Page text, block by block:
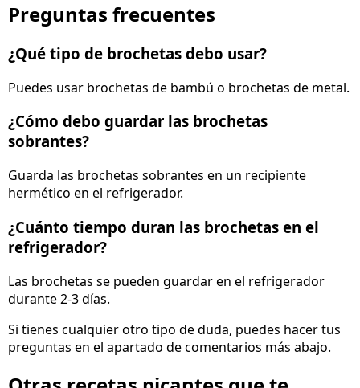
Preguntas frecuentes
¿Qué tipo de brochetas debo usar?
Puedes usar brochetas de bambú o brochetas de metal.
¿Cómo debo guardar las brochetas
sobrantes?
Guarda las brochetas sobrantes en un recipiente
hermético en el refrigerador.
¿Cuánto tiempo duran las brochetas en el
refrigerador?
Las brochetas se pueden guardar en el refrigerador
durante 2-3 días.
Si tienes cualquier otro tipo de duda, puedes hacer tus
preguntas en el apartado de comentarios más abajo.